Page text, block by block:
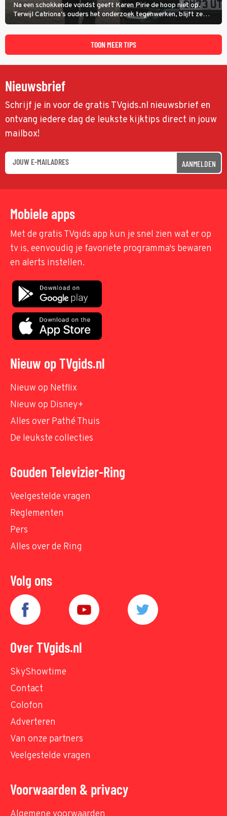
Na een schokkende vondst geeft Karen Pirie de hoop niet op.
Terwijl Catriona's ouders het onderzoek tegenwerken, blijft ze
speuren naar Adam. In deze slotaflevering van Karen Pirie leidt het
spoor via Frankrijk en Italië naar Malta.
TOON MEER TIPS
Nieuwsbrief
Schrijf je in voor de gratis TVgids.nl nieuwsbrief en
ontvang iedere dag de leukste kijktips direct in jouw
mailbox!
AANMELDEN
Mobiele apps
Met de gratis TVgids app kun je snel zien wat er op
tv is, eenvoudig je favoriete programma's bewaren
en alerts instellen.
Nieuw op TVgids.nl
Nieuw op Netflix
Nieuw op Disney+
Alles over Pathé Thuis
De leukste collecties
Gouden Televizier-Ring
Veelgestelde vragen
Reglementen
Pers
Alles over de Ring
Volg ons
Over TVgids.nl
SkyShowtime
Contact
Colofon
Adverteren
Van onze partners
Veelgestelde vragen
Voorwaarden & privacy